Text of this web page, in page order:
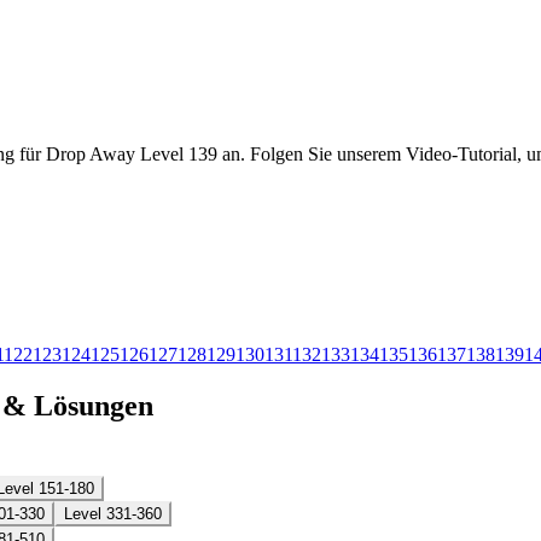
für Drop Away Level 139 an. Folgen Sie unserem Video-Tutorial,
122123124125126127128129130131132133134135136137138139
Lösungen
151-180
330
Level 331-360